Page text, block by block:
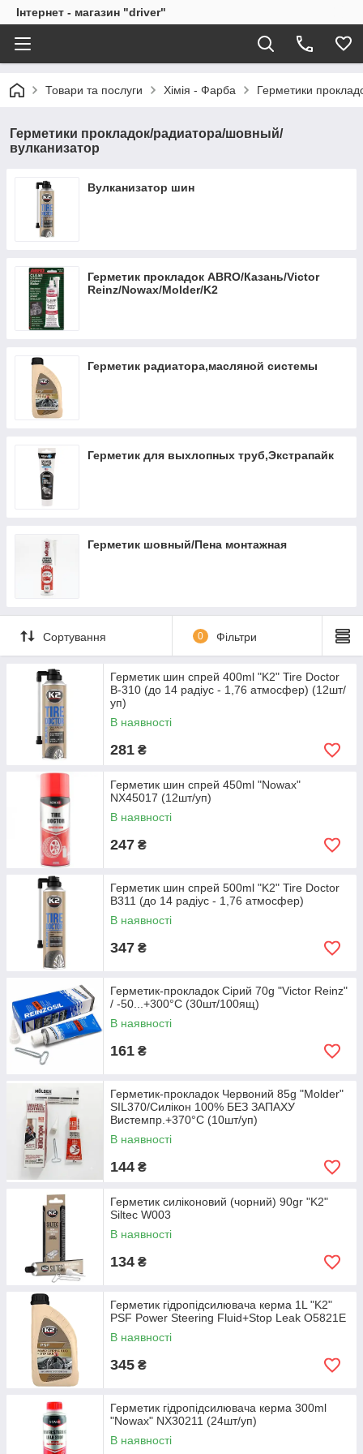
Інтернет - магазин "driver"
Товари та послуги Хімія - Фарба Герметики
Герметики прокладок/радиатора/шовный/
вулканизатор
Вулканизатор шин
Герметик прокладок ABRO/Казань/Victor
Reinz/Nowax/Molder/K2
Герметик радиатора,масляной системы
Герметик для выхлопных труб,Экстрапайк
Герметик шовный/Пена монтажная
Сортування 0 Фільтри
Герметик шин спрей 400ml "K2" Tire Doctor
B-310 (до 14 радіус - 1,76 атмосфер) (12шт/
уп)
В наявності
281 ₴
Герметик шин спрей 450ml "Nowax"
NX45017 (12шт/уп)
В наявності
247 ₴
Герметик шин спрей 500ml "K2" Tire Doctor
B311 (до 14 радіус - 1,76 атмосфер)
В наявності
347 ₴
Герметик-прокладок Сірий 70g "Victor Reinz"
/ -50...+300°С (30шт/100ящ)
В наявності
161 ₴
Герметик-прокладок Червоний 85g "Molder"
SIL370/Силікон 100% БЕЗ ЗАПАХУ
Вистемпр.+370°С (10шт/уп)
В наявності
144 ₴
Герметик силіконовий (чорний) 90gr "K2"
Siltec W003
В наявності
134 ₴
Герметик гідропідсилювача керма 1L "K2"
PSF Power Steering Fluid+Stop Leak O5821E
В наявності
345 ₴
Герметик гідропідсилювача керма 300ml
"Nowax" NX30211 (24шт/уп)
В наявності